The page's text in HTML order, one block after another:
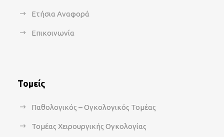
Ετήσια Αναφορά
Επικοινωνία
Τομείς
Παθολογικός – Ογκολογικός Τομέας
Τομέας Χειρουργικής Ογκολογίας